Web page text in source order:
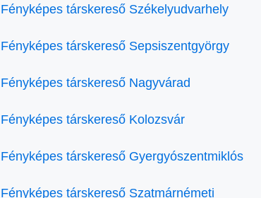
Fényképes társkereső Székelyudvarhely
Fényképes társkereső Sepsiszentgyörgy
Fényképes társkereső Nagyvárad
Fényképes társkereső Kolozsvár
Fényképes társkereső Gyergyószentmiklós
Fényképes társkereső Szatmárnémeti